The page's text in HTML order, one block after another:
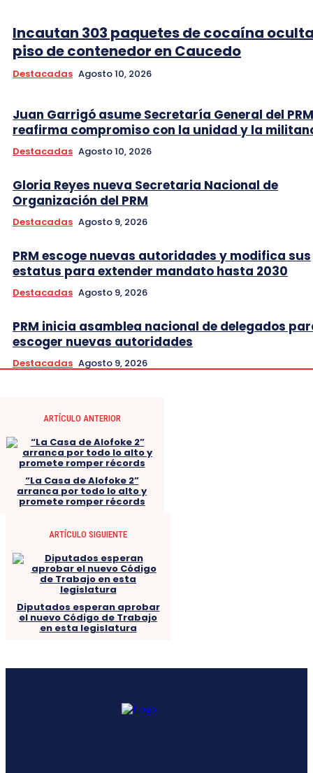
Incautan 303 paquetes de cocaína
piso de contenedor en Caucedo
Destacadas Agosto 10, 2026
Juan Garrigó asume Secretaría General del
reafirma compromiso con la unidad y la
Destacadas Agosto 10, 2026
Gloria Reyes nueva Secretaria Nacional de
Organización del PRM
Destacadas Agosto 9, 2026
PRM escoge nuevas autoridades y modifica sus
estatus para extender mandato hasta 2030
Destacadas Agosto 9, 2026
PRM inicia asamblea nacional de delegados
escoger nuevas autoridades
Destacadas Agosto 9, 2026
ARTÍCULO ANTERIOR
“La Casa de Alofoke 2”
arranca por todo lo alto y
promete romper récords
ARTÍCULO SIGUIENTE
Diputados esperan aprobar
el nuevo Código de Trabajo
en esta legislatura